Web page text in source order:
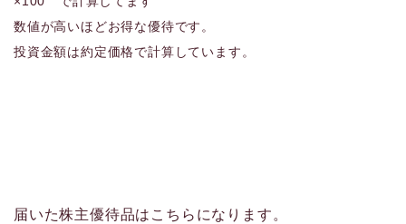
数値が高いほどお得な優待です。
投資金額は約定価格で計算しています。
届いた株主優待品はこちらになります。